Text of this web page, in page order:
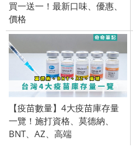
買一送一！最新口味、優惠、
價格
【疫苗數量】4大疫苗庫存量
一覽！施打資格、莫德納、
BNT、AZ、高端